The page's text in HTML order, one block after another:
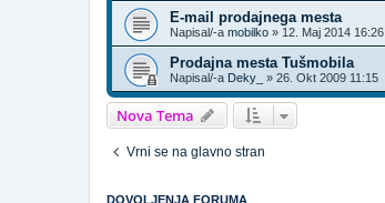
E-mail prodajnega mesta
Napisal/-a mobilko » 12. Maj 2014 16:26
Prodajna mesta Tušmobila
Napisal/-a Deky_ » 26. Okt 2009 11:15
Nova Tema
Vrni se na glavno stran
DOVOLJENJA FORUMA